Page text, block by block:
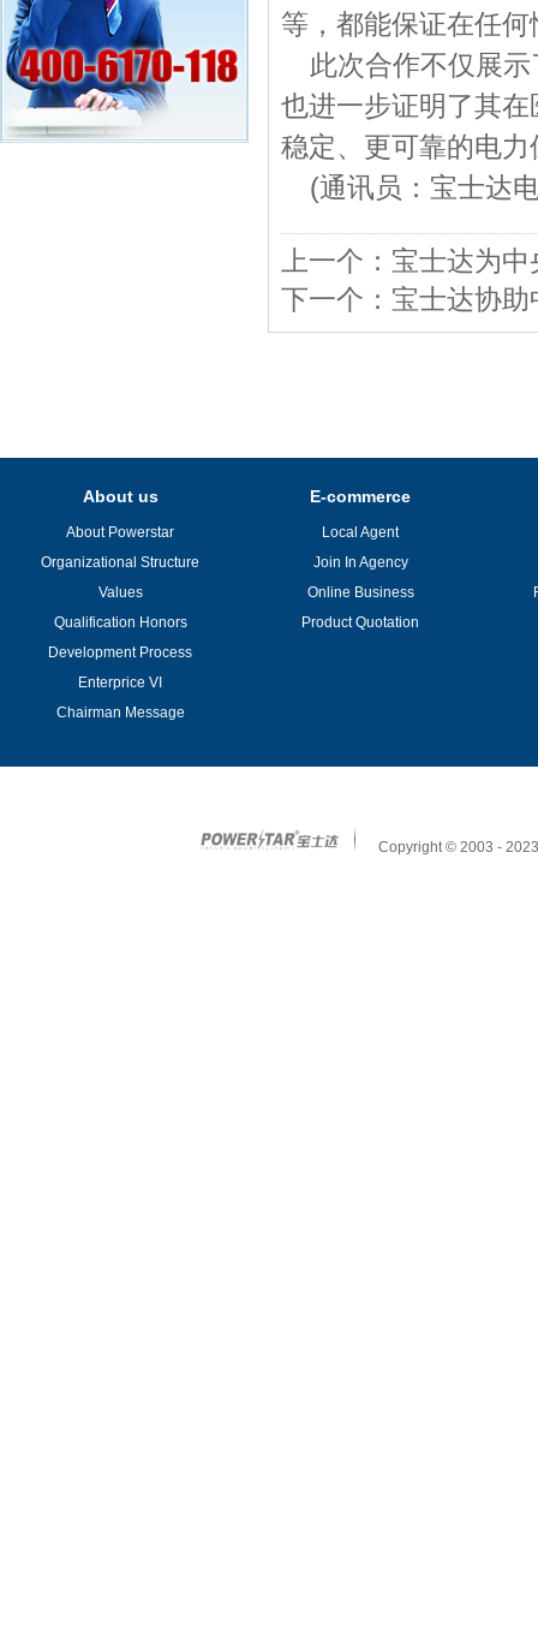
等，都能保证在任
此次合作不仅展
也进一步证明了其
稳定、更可靠的电
(通讯员：宝士达
上一个： 宝士达为
下一个： 宝士达协
About us
About Powerstar
Organizational Structure
Values
Qualification Honors
Development Process
Enterprice VI
Chairman Message
E-commerce
Local Agent
Join In Agency
Online Business
Product Quotation
Copyright © 2003 -